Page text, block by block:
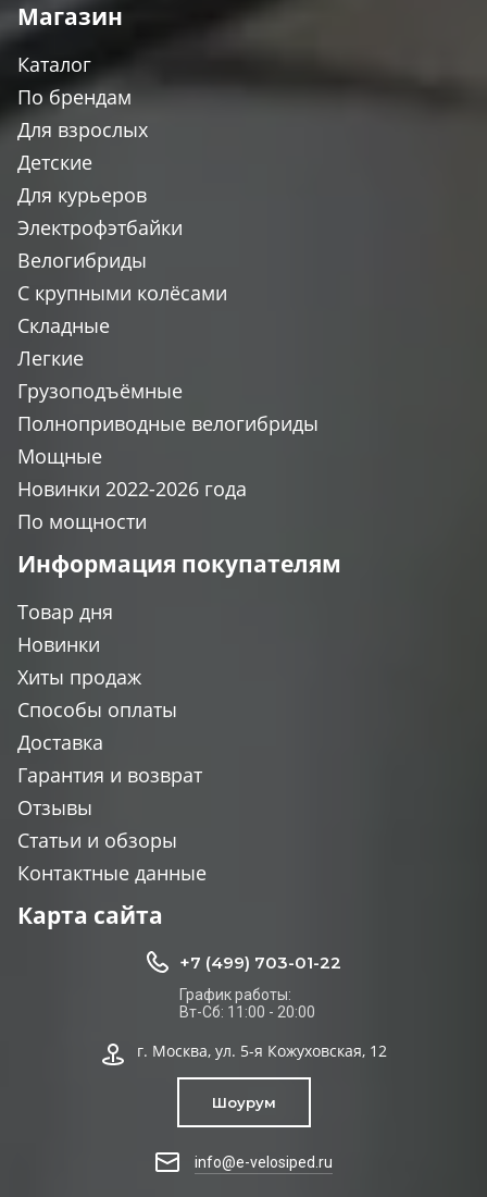
Магазин
Каталог
По брендам
Для взрослых
Детские
Для курьеров
Электрофэтбайки
Велогибриды
С крупными колёсами
Складные
Легкие
Грузоподъёмные
Полноприводные велогибриды
Мощные
Новинки 2022-2026 года
По мощности
Информация покупателям
Товар дня
Новинки
Хиты продаж
Способы оплаты
Доставка
Гарантия и возврат
Отзывы
Статьи и обзоры
Контактные данные
Карта сайта
+7 (499) 703-01-22
График работы:
Вт-Сб: 11:00 - 20:00
г. Москва, ул. 5-я Кожуховская, 12
Шоурум
info@e-velosiped.ru